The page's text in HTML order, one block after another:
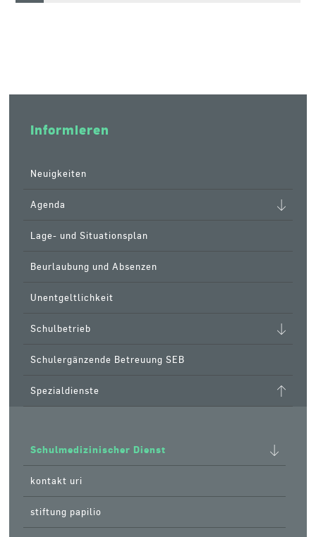
Informieren
Neuigkeiten
Agenda
Lage- und Situationsplan
Beurlaubung und Absenzen
Unentgeltlichkeit
Schulbetrieb
Schulergänzende Betreuung SEB
Spezialdienste
Schulmedizinischer Dienst
kontakt uri
stiftung papilio